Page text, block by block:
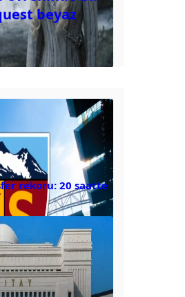
beyaz
rekoru: 20 saatte